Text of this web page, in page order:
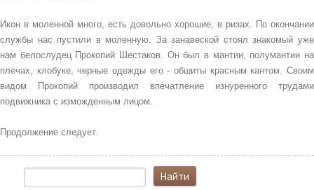
Икон в моленной много, есть довольно хорошие, в ризах. По окончании
службы нас пустили в моленную. За занавеской стоял знакомый уже
нам белослудец Прокопий Шестаков. Он был в мантии, полумантии на
плечах, клобуке, черные одежды его - обшиты красным кантом. Своим
видом Прокопий производил впечатление изнуренного трудами
подвижника с изможденным лицом.
Продолжение следует.